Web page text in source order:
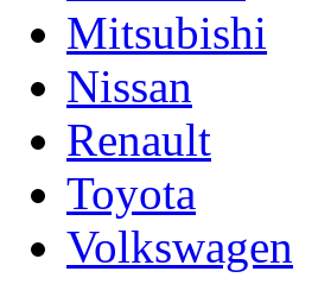
Mitsubishi
Nissan
Renault
Toyota
Volkswagen